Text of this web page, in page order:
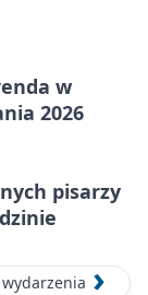
w
2026
pisarzy